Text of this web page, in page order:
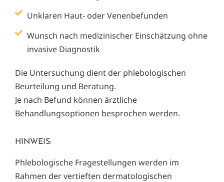
Unklaren Haut- oder Venenbefunden
Wunsch nach medizinischer Einschätzung ohne
invasive Diagnostik
Die Untersuchung dient der phlebologischen
Beurteilung und Beratung.
Je nach Befund können ärztliche
Behandlungsoptionen besprochen werden.
HINWEIS:
Phlebologische Fragestellungen werden im
Rahmen der vertieften dermatologischen